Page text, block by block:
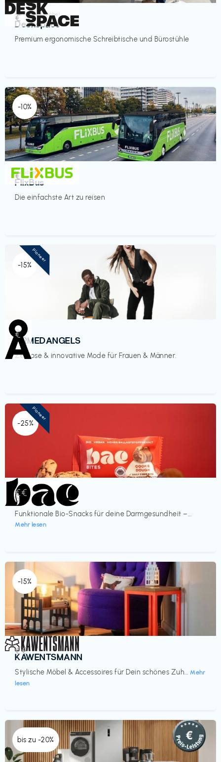
Homeoffice Möbel
Deskspace
Premium ergonomische Schreibtische und Bürostühle
€‎
-10%
Mobilität
FlixBus
Die einfachste Art zu reisen
€‎
-15%
Mode
ARMEDANGELS
Zeitlose & innovative Mode für Frauen & Männer.
€‎
Pioneer
-25%
Lebensmittel
bae Treat
Funktionale Bio-Snacks für deine Darmgesundheit –...
Mehr lesen
€€‎
Pioneer
-15%
Einrichtung
KAWENTSMANN
Stylische Möbel & Accessoires für Dein schönes Zuh... Mehr
lesen
€€‎
bis zu -20%